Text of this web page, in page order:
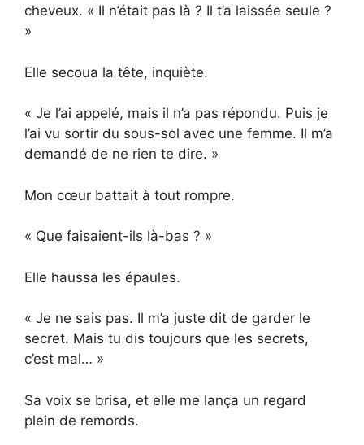
cheveux. « Il n’était pas là ? Il t’a laissée seule ?
»
Elle secoua la tête, inquiète.
« Je l’ai appelé, mais il n’a pas répondu. Puis je
l’ai vu sortir du sous-sol avec une femme. Il m’a
demandé de ne rien te dire. »
Mon cœur battait à tout rompre.
« Que faisaient-ils là-bas ? »
Elle haussa les épaules.
« Je ne sais pas. Il m’a juste dit de garder le
secret. Mais tu dis toujours que les secrets,
c’est mal… »
Sa voix se brisa, et elle me lança un regard
plein de remords.